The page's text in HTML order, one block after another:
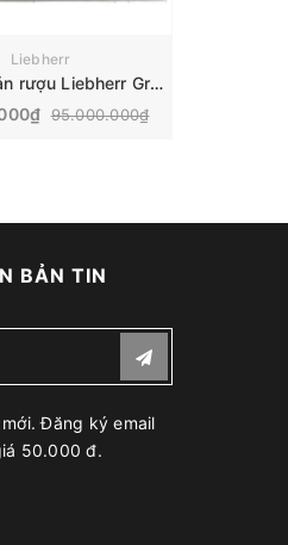
Liebherr
Tủ bảo quản rượu Liebherr Grandcru | WKEes 553
95.000.000₫
BẢN TIN
Đăng ký email
50.000 đ.